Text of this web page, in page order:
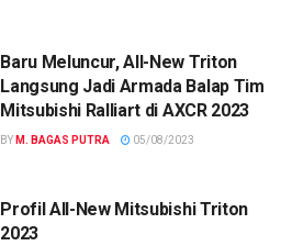
Baru Meluncur, All-New Triton
Langsung Jadi Armada Balap Tim
Mitsubishi Ralliart di AXCR 2023
BY M. BAGAS PUTRA 05/08/2023
Profil All-New Mitsubishi Triton
2023